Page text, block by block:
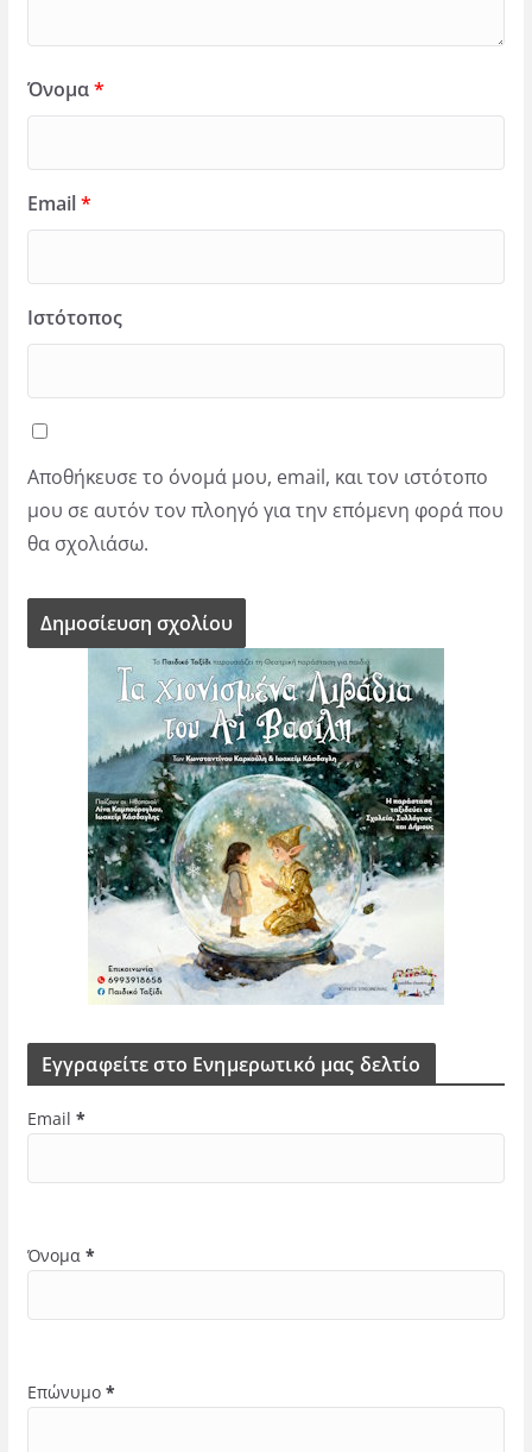
Όνομα*
Email*
Ιστότοπος
Αποθήκευσε το όνομά μου, email, και τον ιστότοπο
μου σε αυτόν τον πλοηγό για την επόμενη φορά που
θα σχολιάσω.
Εγγραφείτε στο Ενημερωτικό μας δελτίο
Email *
Όνομα *
Επώνυμο *